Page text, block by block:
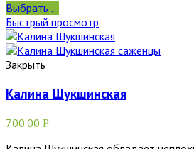
Выбрать ...
Быстрый просмотр
Закрыть
Калина Шукшинская
700.00 Р